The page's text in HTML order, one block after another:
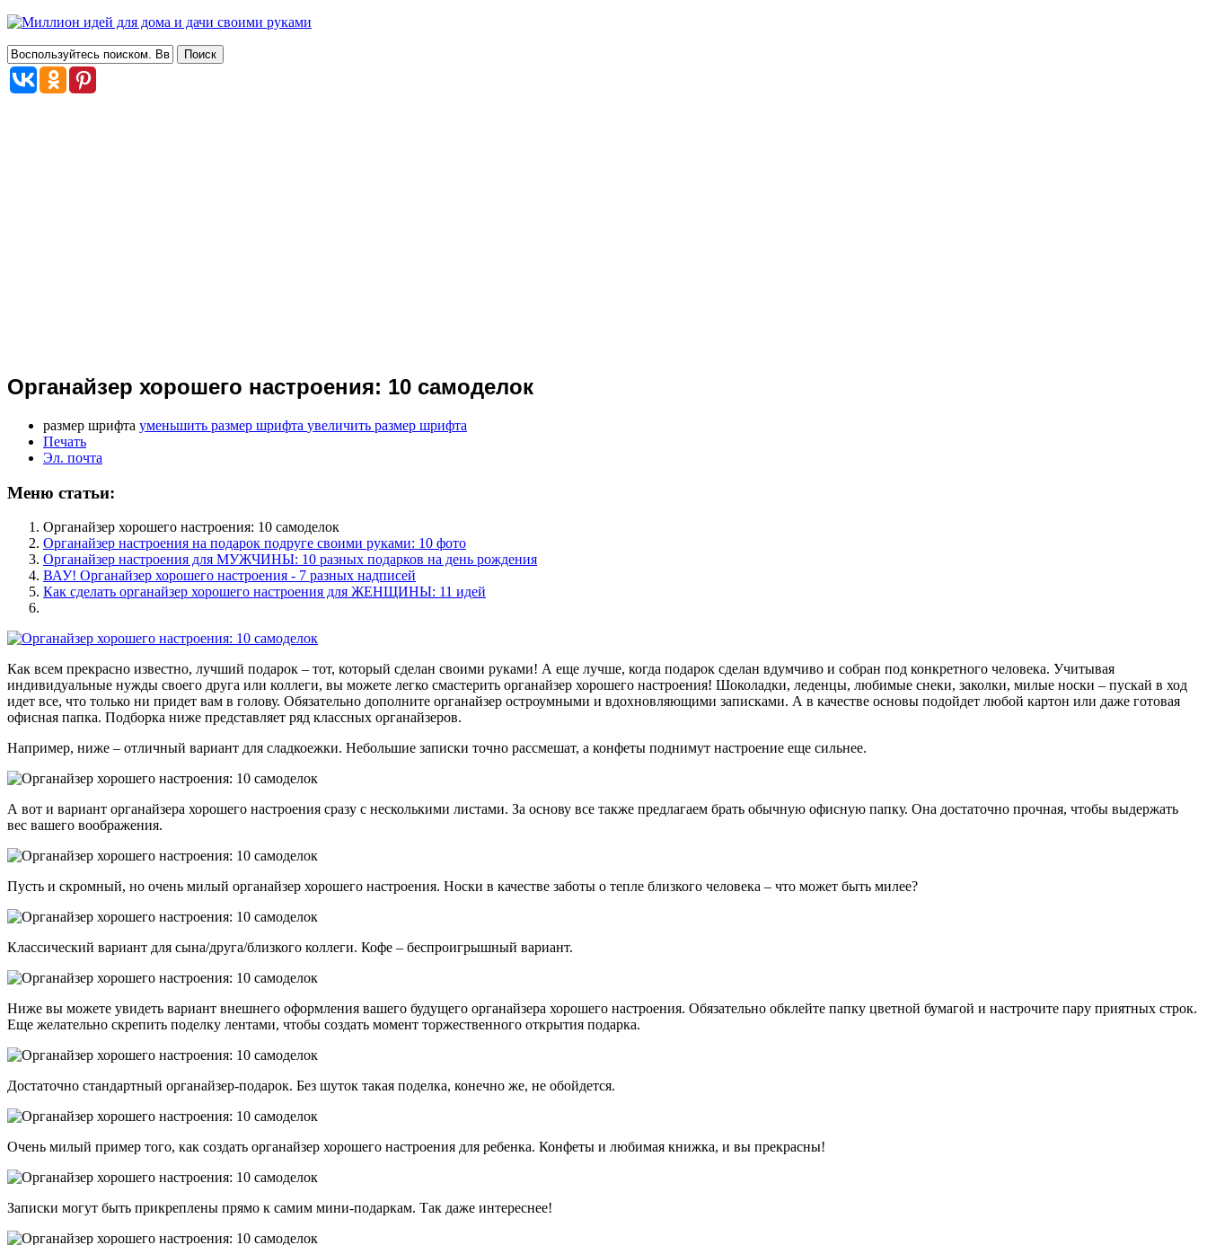
Органайзер хорошего настроения: 10 самоделок
размер шрифта уменьшить размер шрифта увеличить размер шрифта
Печать
Эл. почта
Меню статьи:
Органайзер хорошего настроения: 10 самоделок
Органайзер настроения на подарок подруге своими руками: 10 фото
Органайзер настроения для МУЖЧИНЫ: 10 разных подарков на день рождения
ВАУ! Органайзер хорошего настроения - 7 разных надписей
Как сделать органайзер хорошего настроения для ЖЕНЩИНЫ: 11 идей
Как всем прекрасно известно, лучший подарок – тот, который сделан своими руками! А еще лучше, когда подарок сделан вдумчиво и собран под конкретного человека. Учитывая
индивидуальные нужды своего друга или коллеги, вы можете легко смастерить органайзер хорошего настроения! Шоколадки, леденцы, любимые снеки, заколки, милые носки – пускай в ход
идет все, что только ни придет вам в голову. Обязательно дополните органайзер остроумными и вдохновляющими записками. А в качестве основы подойдет любой картон или даже готовая
офисная папка. Подборка ниже представляет ряд классных органайзеров.
Например, ниже – отличный вариант для сладкоежки. Небольшие записки точно рассмешат, а конфеты поднимут настроение еще сильнее.
А вот и вариант органайзера хорошего настроения сразу с несколькими листами. За основу все также предлагаем брать обычную офисную папку. Она достаточно прочная, чтобы выдержать
вес вашего воображения.
Пусть и скромный, но очень милый органайзер хорошего настроения. Носки в качестве заботы о тепле близкого человека – что может быть милее?
Классический вариант для сына/друга/близкого коллеги. Кофе – беспроигрышный вариант.
Ниже вы можете увидеть вариант внешнего оформления вашего будущего органайзера хорошего настроения. Обязательно обклейте папку цветной бумагой и настрочите пару приятных строк.
Еще желательно скрепить поделку лентами, чтобы создать момент торжественного открытия подарка.
Достаточно стандартный органайзер-подарок. Без шуток такая поделка, конечно же, не обойдется.
Очень милый пример того, как создать органайзер хорошего настроения для ребенка. Конфеты и любимая книжка, и вы прекрасны!
Записки могут быть прикреплены прямо к самим мини-подаркам. Так даже интереснее!